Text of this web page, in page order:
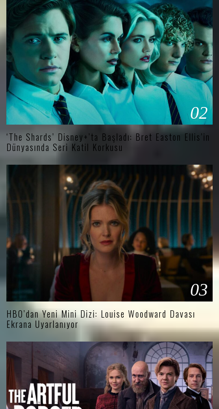
02
‘The Shards’ Disney+’ta Başladı: Bret Easton Ellis’in
Dünyasında Seri Katil Korkusu
03
HBO’dan Yeni Mini Dizi: Louise Woodward Davası
Ekrana Uyarlanıyor